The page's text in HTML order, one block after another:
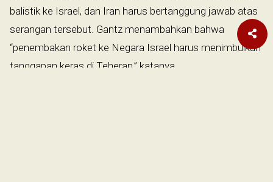
balistik ke Israel, dan Iran harus bertanggung jawab atas
serangan tersebut. Gantz menambahkan bahwa
“penembakan roket ke Negara Israel harus menimbulkan
tanggapan keras di Teheran,” katanya.